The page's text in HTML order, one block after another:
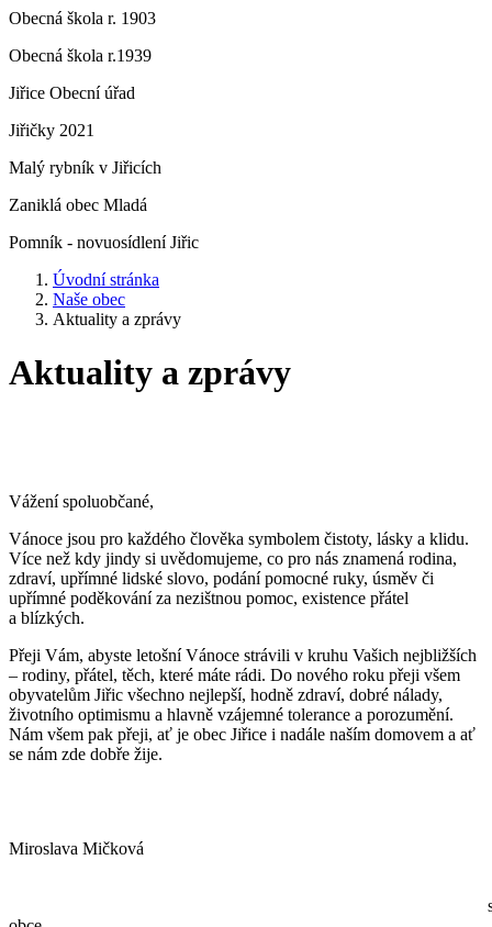
Obecná škola r. 1903
Obecná škola r.1939
Jiřice Obecní úřad
Jiřičky 2021
Malý rybník v Jiřicích
Zaniklá obec Mladá
Pomník - novuosídlení Jiřic
Úvodní stránka
Naše obec
Aktuality a zprávy
Aktuality a zprávy
Vážení spoluobčané,
Vánoce jsou pro každého člověka symbolem čistoty, lásky a klidu.
Více než kdy jindy si uvědomujeme, co pro nás znamená rodina,
zdraví, upřímné lidské slovo, podání pomocné ruky, úsměv či
upřímné poděkování za nezištnou pomoc, existence přátel
a blízkých.
Přeji Vám, abyste letošní Vánoce strávili v kruhu Vašich nejbližších
– rodiny, přátel, těch, které máte rádi. Do nového roku přeji všem
obyvatelům Jiřic všechno nejlepší, hodně zdraví, dobré nálady,
životního optimismu a hlavně vzájemné tolerance a porozumění.
Nám všem pak přeji, ať je obec Jiřice i nadále naším domovem a ať
se nám zde dobře žije.
Miroslava Mičková